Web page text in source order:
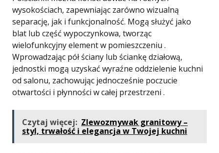
wysokościach, zapewniając zarówno wizualną
separację, jak i funkcjonalność. Mogą służyć jako
blat lub część wypoczynkowa, tworząc
wielofunkcyjny element w pomieszczeniu .
Wprowadzając pół ściany lub ściankę działową,
jednostki mogą uzyskać wyraźne oddzielenie kuchni
od salonu, zachowując jednocześnie poczucie
otwartości i płynności w całej przestrzeni .
Czytaj więcej: Zlewozmywak granitowy –
styl, trwałość i elegancja w Twojej kuchni